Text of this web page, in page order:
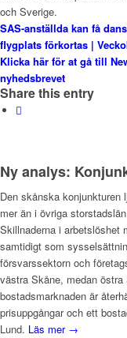
och Sverige.
SAS-anställda kan få
flygplats förkortas |
Klicka här för at gå till
nyhedsbrevet
Share this entry
Ny analys:
Den skånska konjunkturen
mer än i övriga
Skillnaderna i arbetslöshet
samtidigt som
försvarssektorn och
västra Skåne, medan
bostadsmarknaden är
prisuppgångar och ett
Lund. Läs mer →